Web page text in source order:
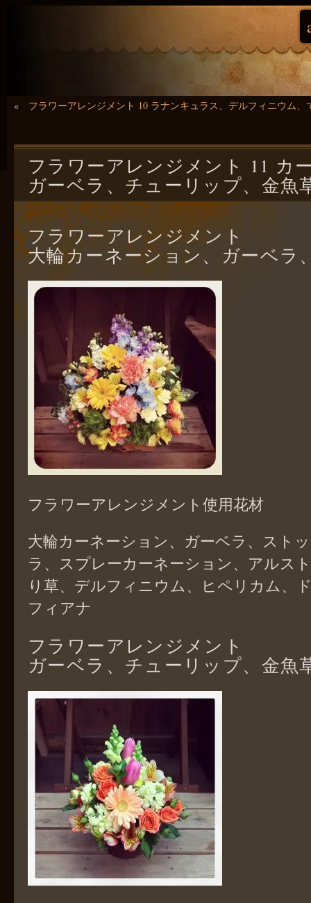
« フラワーアレンジメント 10 ラナンキュラス、デルフィニウム、
フラワーアレンジメント 11 カ
ガーベラ、チューリップ、金魚
フラワーアレンジメント
大輪カーネーション、ガーベラ
フラワーアレンジメント使用花材
大輪カーネーション、ガーベラ、スト
ラ、スプレーカーネーション、アルス
り草、デルフィニウム、ヒペリカム、
フィアナ
フラワーアレンジメント
ガーベラ、チューリップ、金魚